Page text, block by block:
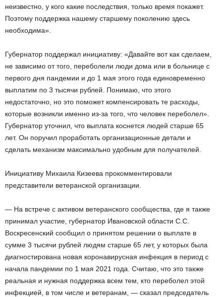
неизвестно, у кого какие последствия, только время покажет.
Поэтому поддержка нашему старшему поколению здесь
необходима».
Губернатор поддержал инициативу: «Давайте вот как сделаем,
не зависимо от того, переболели люди дома или в больнице с
первого дня пандемии и до 1 мая этого года единовременно
выплатим по 3 тысячи рублей. Понимаю, что этого
недостаточно, но это поможет компенсировать те расходы,
которые возникли именно из-за того, что человек переболел».
Губернатор уточнил, что выплата коснется людей старше 65
лет. Он поручил проработать организационные детали и
сделать механизм максимально удобным для получателей.
Инициативу Михаила Кизеева прокомментировали
представители ветеранской организации.
— На встрече с активом ветеранского сообщества, где я также
принимал участие, губернатор Ивановской области С.С.
Воскресенский сообщил о принятом решении о выплате в
сумме 3 тысячи рублей людям старше 65 лет, у которых была
диагностирована новая коронавирусная инфекция в период с
начала пандемии по 1 мая 2021 года. Считаю, что это также
реальная и нужная поддержка всем тем, кто переболел этой
инфекцией, в том числе и ветеранам, — сказал председатель